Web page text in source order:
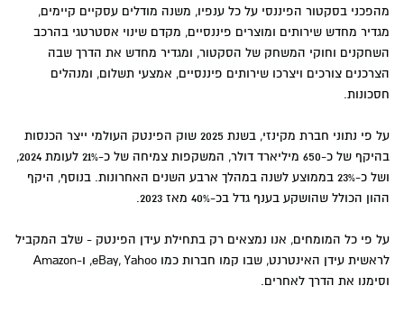
מהפכני בסקטור הפיננסי על כל ענפיו, משנה מודלים עסקיים קיימים,
מגדיר מחדש שירותים ומוצרים פיננסיים, מקדם שינוי אסטרטגי בהרכב
השחקנים וחוקי המשחק של הסקטור, ומגדיר מחדש את הדרך שבה
הצרכנים צורכים ויצרכו שירותים פיננסיים, אמצעי תשלום, ומנהלים
חסכונות.
על פי נתוני חברת מקינזי, בשנת 2025 שוק הפינטק העולמי ייצר הכנסות
בהיקף של כ-650 מיליארד דולר, המשקפות צמיחה של כ-21% לעומת 2024,
ושל כ-23% בממוצע לשנה במהלך ארבע השנים האחרונות. בנוסף, היקף
ההון הכולל שהושקע בענף גדל בכ-40% מאז 2023.
על פי כל המומחים, אנו נמצאים רק בתחילת עידן הפינטק - שלב המקביל
לראשית עידן האינטרנט, שבו קמו חברות כמו eBay, Yahoo, ו-Amazon
וסימנו את הדרך לאחרים.